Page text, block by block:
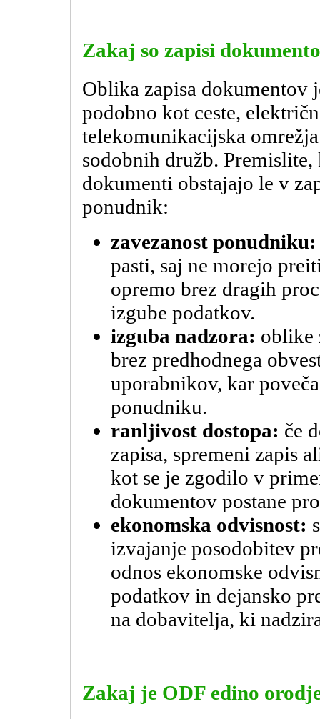
Zakaj so zapisi
Oblika zapisa dokumentov
podobno kot ceste,
telekomunikacijska
sodobnih družb.
dokumenti obstajajo le v
ponudnik:
zavezanost ponudniku:
pasti, saj ne morejo
opremo brez dragih
izgube podatkov.
izguba nadzora: oblike
brez predhodnega
uporabnikov, kar
ponudniku.
ranljivost dostopa: če
zapisa, spremeni zapis
kot se je zgodilo v
dokumentov postane
ekonomska odvisnost:
izvajanje posodobitev
odnos ekonomske
podatkov in dejansko
na dobavitelja, ki
Zakaj je ODF edino